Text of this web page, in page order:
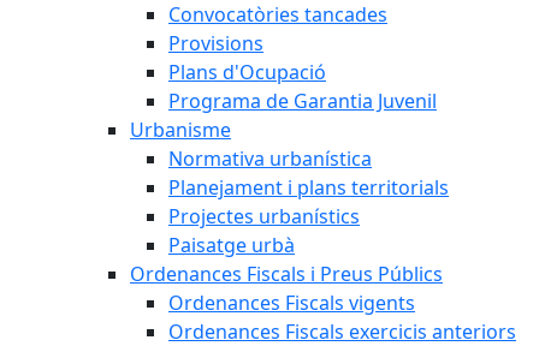
Convocatòries tancades
Provisions
Plans d'Ocupació
Programa de Garantia Juvenil
Urbanisme
Normativa urbanística
Planejament i plans territorials
Projectes urbanístics
Paisatge urbà
Ordenances Fiscals i Preus Públics
Ordenances Fiscals vigents
Ordenances Fiscals exercicis anteriors